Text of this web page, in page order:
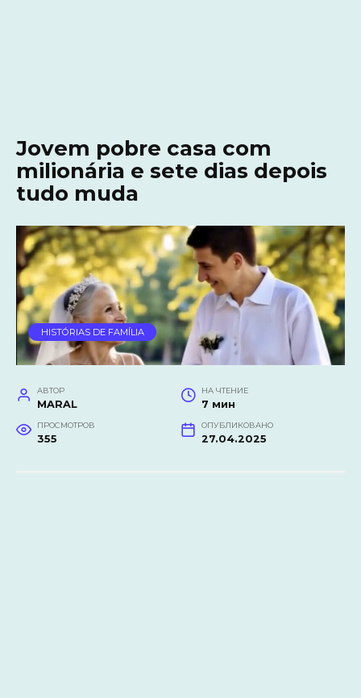
Jovem pobre casa com
milionária e sete dias depois
tudo muda
HISTÓRIAS DE FAMÍLIA
АВТОР
MARAL
НА ЧТЕНИЕ
7 мин
ПРОСМОТРОВ
355
ОПУБЛИКОВАНО
27.04.2025